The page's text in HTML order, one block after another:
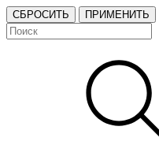
СБРОСИТЬ ПРИМЕНИТЬ